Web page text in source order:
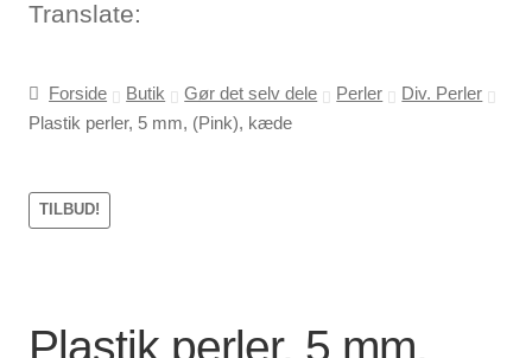
Tips og triks.
Vilkår
Lagersalg
Translate:
Forside Butik Gør det selv dele Perler
Div. Perler
Plastik perler, 5 mm, (Pink), kæde
TILBUD!
Plastik perler, 5 mm,